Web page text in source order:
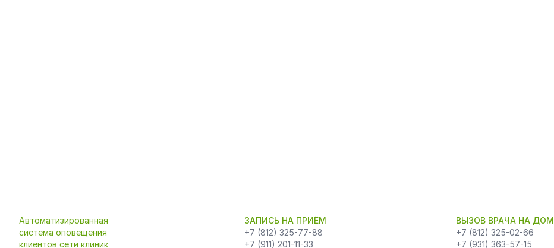
Автоматизированная
система оповещения
клиентов сети клиник
ЗАПИСЬ НА ПРИЁМ
+7 (812) 325-77-88
+7 (911) 201-11-33
ВЫЗОВ ВРАЧА НА ДОМ
+7 (812) 325-02-66
+7 (931) 363-57-15